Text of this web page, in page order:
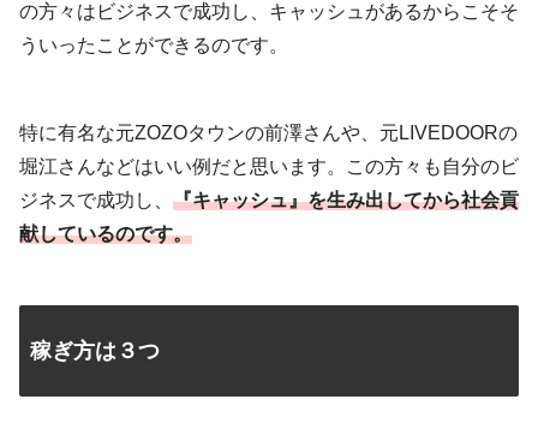
の方々はビジネスで成功し、キャッシュがあるからこそそ
ういったことができるのです。
特に有名な元ZOZOタウンの前澤さんや、元LIVEDOORの
堀江さんなどはいい例だと思います。この方々も自分のビ
ジネスで成功し、 『キャッシュ』を生み出してから社会貢
献しているのです。
稼ぎ方は３つ